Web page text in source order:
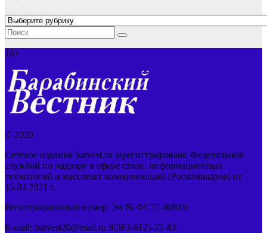
Рубрики
16+
© 2020
Сетевое издание barvest.ru зарегистрировано Федеральной
службой по надзору в сфере связи, информационных
технологий и массовых коммуникаций (Роскомнадзор) от
15.03.2021 г.
Регистрационный номер: Эл № ФС77-80619.
E-mail: barvest20@mail.ru 8(383-612)-22-43.